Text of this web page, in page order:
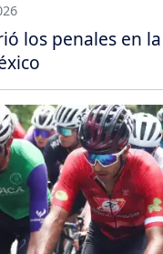
los penales en